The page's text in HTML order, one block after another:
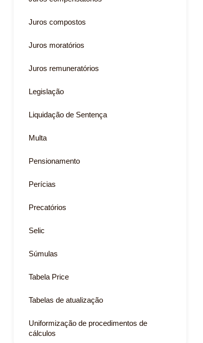
Juros compostos
Juros moratórios
Juros remuneratórios
Legislação
Liquidação de Sentença
Multa
Pensionamento
Perícias
Precatórios
Selic
Súmulas
Tabela Price
Tabelas de atualização
Uniformização de procedimentos de
cálculos